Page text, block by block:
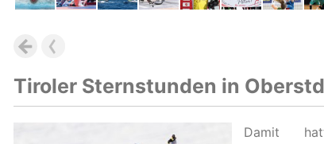
Tiroler Sternstunden in
Damit